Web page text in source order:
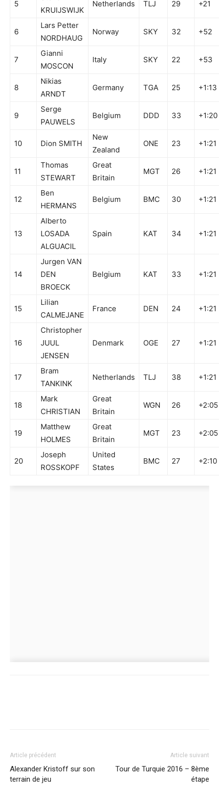
5
KRUIJSWIJK
Netherlands TLJ 29 +21
6
Lars Petter
NORDHAUG
Norway SKY 32 +52
7
Gianni
MOSCON
Italy SKY 22 +53
8
Nikias
ARNDT
Germany TGA 25 +1:13
9
Serge
PAUWELS
Belgium DDD 33 +1:20
10 Dion SMITH
New
Zealand
ONE 23 +1:21
11
Thomas
STEWART
Great
Britain
MGT 26 +1:21
12
Ben
HERMANS
Belgium BMC 30 +1:21
13
Alberto
LOSADA
ALGUACIL
Spain KAT 34 +1:21
14
Jurgen VAN
DEN
BROECK
Belgium KAT 33 +1:21
15
Lilian
CALMEJANE
France DEN 24 +1:21
16
Christopher
JUUL
JENSEN
Denmark OGE 27 +1:21
17
Bram
TANKINK
Netherlands TLJ 38 +1:21
18
Mark
CHRISTIAN
Great
Britain
WGN 26 +2:05
19
Matthew
HOLMES
Great
Britain
MGT 23 +2:05
20
Joseph
ROSSKOPF
United
States
BMC 27 +2:10
Article précédent
Alexander Kristoff sur son
terrain de jeu
Article suivant
Tour de Turquie 2016 – 8ème
étape